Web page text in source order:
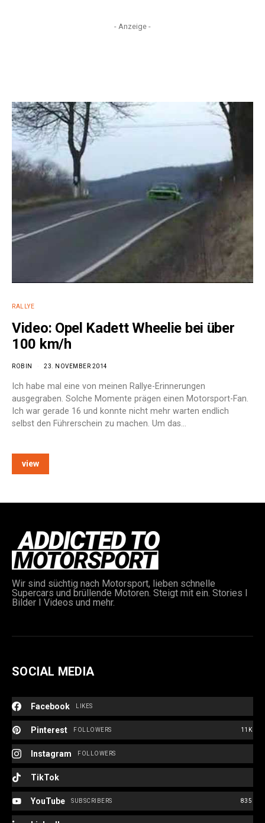
- Anzeige -
RALLYE
Video: Opel Kadett Wheelie bei über
100 km/h
ROBIN 23. NOVEMBER 2014
Ich habe mal eine von meinen Rallye-Erinnerungen
ausgegraben. Solche Momente prägen einen Motorsport-Fan.
Ich war gerade 16 und konnte nicht mehr warten endlich
selbst den Führerschein zu machen. Um das…
view
Wir sind süchtig nach Motorsport, lieben schnelle
Supercars und brüllende Motoren. Steigt mit ein. Stories I
Bilder I Videos und mehr.
SOCIAL MEDIA
Facebook LIKES
Pinterest 11K
FOLLOWERS
Instagram FOLLOWERS
TikTok
YouTube 835
SUBSCRIBERS